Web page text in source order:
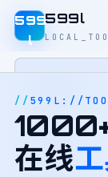
599
l
599l
HOME
PDF
图片
599L://
在线